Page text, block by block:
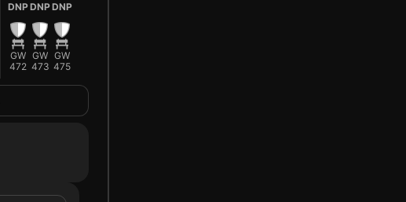
DNP
GW
472
DNP
GW
473
DNP
GW
475